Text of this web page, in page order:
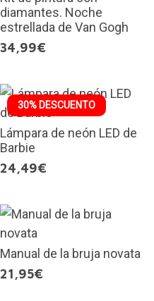
diamantes. Noche
estrellada de Van Gogh
34,99€
30% DESCUENTO
Lámpara de neón LED de
Barbie
24,49€
Manual de la bruja novata
21,95€